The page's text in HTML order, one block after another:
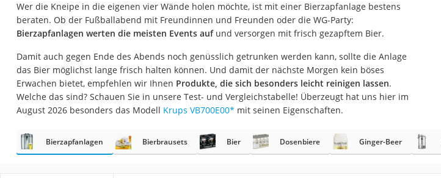
Spülmaschinentabs
Akku-Staubsauger
AEG-Waschmaschine
Saug-Wisch-Roboter
Handstaubsauger
Kondenstrockner
Wer die Kneipe in die eigenen vier Wände holen möchte, ist mit einer Bierzapfanlage bestens
beraten. Ob der Fußballabend mit Freundinnen und Freunden oder die WG-Party:
Bierzapfanlagen werten die meisten Events aufund versorgen mit frisch gezapftem Bier.
Damit auch gegen Ende des Abends noch genüsslich getrunken werden kann, sollte die Anlage
das Bier möglichst lange frisch halten können. Und damit der nächste Morgen kein böses
Erwachen bietet, empfehlen wir Ihnen Produkte, die sich besonders leicht reinigen lassen.
Welche das sind? Schauen Sie in unsere Test- und Vergleichstabelle! Überzeugt hat uns hier im
August 2026 besonders das Modell Krups VB700E00* mit seinen Eigenschaften.
Bierzapfanlagen Bierbrausets Bier Dosenbiere Ginger-Beer